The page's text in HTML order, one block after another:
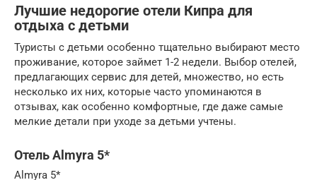
Лучшие недорогие отели Кипра для
отдыха с детьми
Туристы с детьми особенно тщательно выбирают место
проживание, которое займет 1-2 недели. Выбор отелей,
предлагающих сервис для детей, множество, но есть
несколько их них, которые часто упоминаются в
отзывах, как особенно комфортные, где даже самые
мелкие детали при уходе за детьми учтены.
Отель Almyra 5*
Almyra 5*